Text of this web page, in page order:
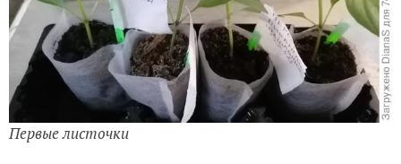
Первые листочки